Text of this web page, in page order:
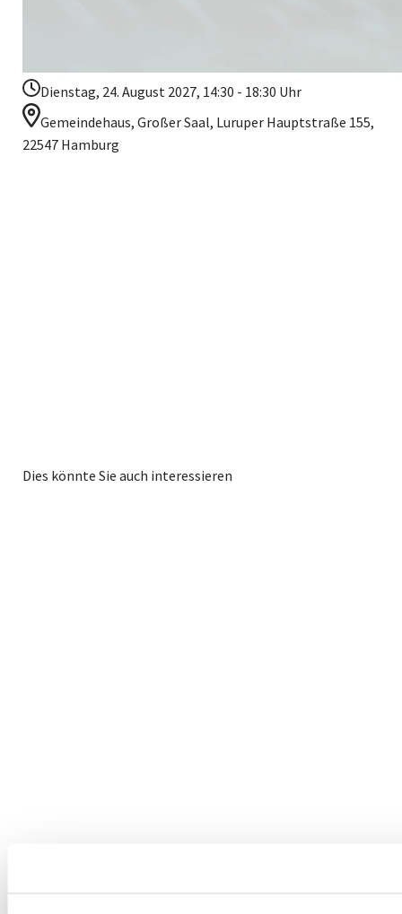
Dienstag, 24. August 2027, 14:30 - 18:30 Uhr
Gemeindehaus, Großer Saal, Luruper Hauptstraße 155,
22547 Hamburg
Dies könnte Sie auch interessieren